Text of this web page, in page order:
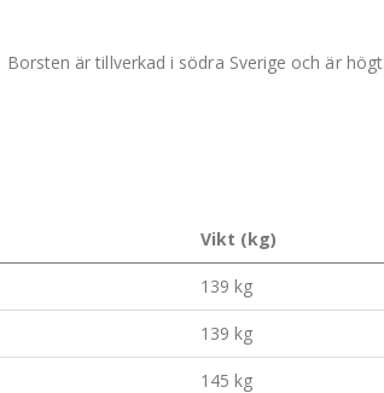
är tillverkad i södra Sverige och är högt
Vikt (kg)
139 kg
139 kg
145 kg